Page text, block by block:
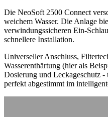
Die NeoSoft 2500 Connect
weichem Wasser. Die Anlage
verwindungssicheren Ein-
schnellere Installation.
Universeller Anschluss,
Wasserenthärtung (hier als
Dosierung und Leckageschutz
perfekt abgestimmt im